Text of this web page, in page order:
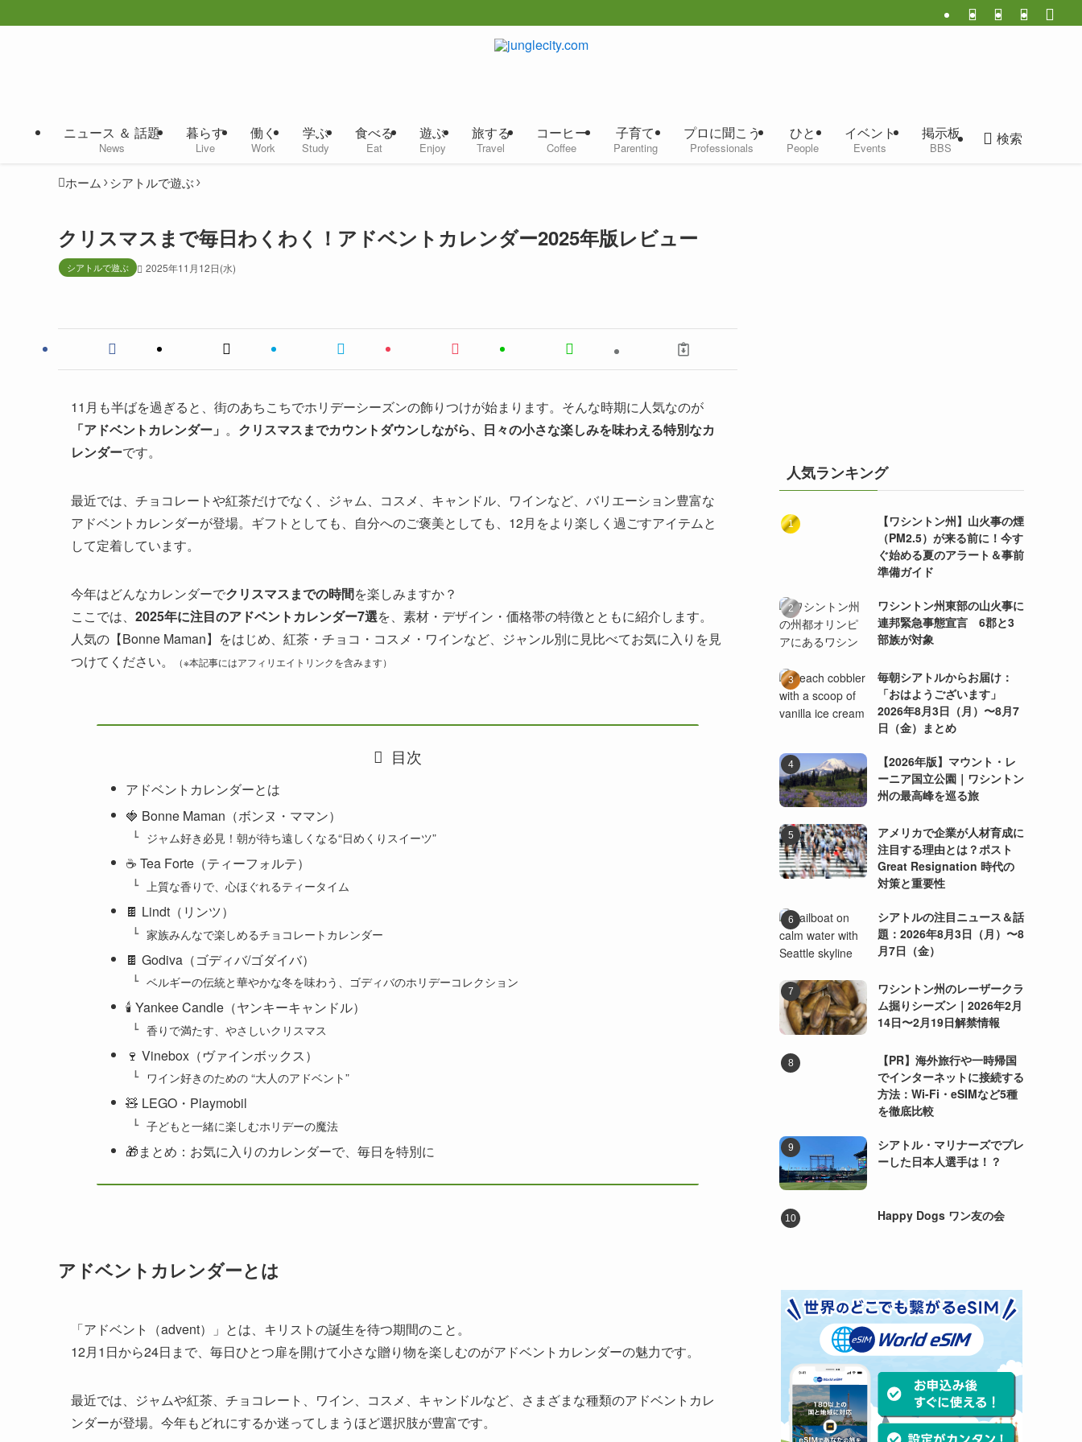
ニュース ＆ 話題
News
暮らす
Live
働く
Work
学ぶ
Study
食べる
Eat
遊ぶ
Enjoy
旅する
Travel
コーヒー
Coffee
子育て
Parenting
プロに聞こう
Professionals
ひと
People
イベント
Events
掲示板
BBS
検索
ホーム シアトルで遊ぶ
クリスマスまで毎日わくわく！アドベントカレンダー2025年版レビュー
シアトルで遊ぶ 2025年11月12日(水)
11月も半ばを過ぎると、街のあちこちでホリデーシーズンの飾りつけが始まります。そんな時期に人気なのが
「アドベントカレンダー」 。 クリスマスまでカウントダウンしながら、日々の小さな楽しみを味わえる特別なカ
レンダーです。
最近では、チョコレートや紅茶だけでなく、ジャム、コスメ、キャンドル、ワインなど、バリエーション豊富な
アドベントカレンダーが登場。ギフトとしても、自分へのご褒美としても、12月をより楽しく過ごすアイテムと
して定着しています。
今年はどんなカレンダーでクリスマスまでの時間を楽しみますか？
ここでは、 2025年に注目のアドベントカレンダー7選を、素材・デザイン・価格帯の特徴とともに紹介します。
人気の【Bonne Maman】をはじめ、紅茶・チョコ・コスメ・ワインなど、ジャンル別に見比べてお気に入りを見
つけてください。
（※本記事にはアフィリエイトリンクを含みます）
目次
アドベントカレンダーとは
🍓 Bonne Maman（ボンヌ・ママン）
ジャム好き必見！朝が待ち遠しくなる“日めくりスイーツ”
☕ Tea Forte（ティーフォルテ）
上質な香りで、心ほぐれるティータイム
🍫 Lindt（リンツ）
家族みんなで楽しめるチョコレートカレンダー
🍫 Godiva（ゴディバ/ゴダイバ）
ベルギーの伝統と華やかな冬を味わう、ゴディバのホリデーコレクション
🕯️ Yankee Candle（ヤンキーキャンドル）
香りで満たす、やさしいクリスマス
🍷 Vinebox（ヴァインボックス）
ワイン好きのための “大人のアドベント”
🧸 LEGO・Playmobil
子どもと一緒に楽しむホリデーの魔法
🎁まとめ：お気に入りのカレンダーで、毎日を特別に
アドベントカレンダーとは
「アドベント（advent）」とは、キリストの誕生を待つ期間のこと。
12月1日から24日まで、毎日ひとつ扉を開けて小さな贈り物を楽しむのがアドベントカレンダーの魅力です。
最近では、ジャムや紅茶、チョコレート、ワイン、コスメ、キャンドルなど、さまざまな種類のアドベントカレ
ンダーが登場。今年もどれにするか迷ってしまうほど選択肢が豊富です。
人気ランキング
【ワシントン州】山火事の煙
（PM2.5）が来る前に！今す
ぐ始める夏のアラート＆事前
準備ガイド
ワシントン州東部の山火事に
連邦緊急事態宣言 6郡と3
部族が対象
毎朝シアトルからお届け：
「おはようございます」
2026年8月3日（月）〜8月7
日（金）まとめ
【2026年版】マウント・レ
ーニア国立公園｜ワシントン
州の最高峰を巡る旅
アメリカで企業が人材育成に
注目する理由とは？ポスト
Great Resignation 時代の
対策と重要性
シアトルの注目ニュース＆話
題：2026年8月3日（月）〜8
月7日（金）
ワシントン州のレーザークラ
ム掘りシーズン｜2026年2月
14日〜2月19日解禁情報
【PR】海外旅行や一時帰国
でインターネットに接続する
方法：Wi-Fi・eSIMなど5種
を徹底比較
シアトル・マリナーズでプレ
ーした日本人選手は！？
Happy Dogs ワン友の会